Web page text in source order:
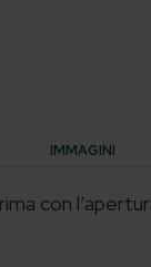
IMMAGINI
con